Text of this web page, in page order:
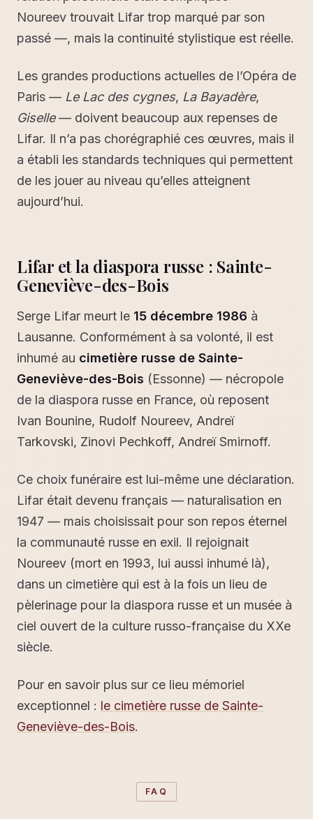
Noureev trouvait Lifar trop marqué par son
passé —, mais la continuité stylistique est réelle.
Les grandes productions actuelles de l’Opéra de
Paris — Le Lac des cygnes, La Bayadère,
Giselle— doivent beaucoup aux repenses de
Lifar. Il n’a pas chorégraphié ces œuvres, mais il
a établi les standards techniques qui permettent
de les jouer au niveau qu’elles atteignent
aujourd’hui.
Lifar et la diaspora russe : Sainte-
Geneviève-des-Bois
Serge Lifar meurt le 15 décembre 1986 à
Lausanne. Conformément à sa volonté, il est
inhumé au cimetière russe de Sainte-
Geneviève-des-Bois (Essonne) — nécropole
de la diaspora russe en France, où reposent
Ivan Bounine, Rudolf Noureev, Andreï
Tarkovski, Zinovi Pechkoff, Andreï Smirnoff.
Ce choix funéraire est lui-même une déclaration.
Lifar était devenu français — naturalisation en
1947 — mais choisissait pour son repos éternel
la communauté russe en exil. Il rejoignait
Noureev (mort en 1993, lui aussi inhumé là),
dans un cimetière qui est à la fois un lieu de
pèlerinage pour la diaspora russe et un musée à
ciel ouvert de la culture russo-française du XXe
siècle.
Pour en savoir plus sur ce lieu mémoriel
exceptionnel : le cimetière russe de Sainte-
Geneviève-des-Bois.
FAQ